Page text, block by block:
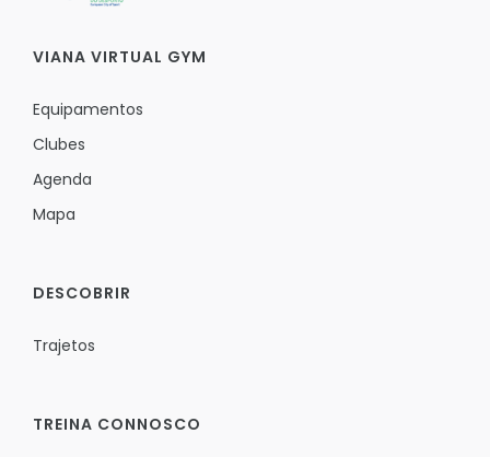
VIANA VIRTUAL GYM
Equipamentos
Clubes
Agenda
Mapa
DESCOBRIR
Trajetos
TREINA CONNOSCO